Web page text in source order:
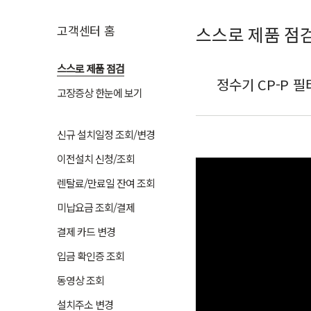
고객센터 홈
스스로 제품 점검
고장증상 한눈에 보기
신규 설치일정 조회/변경
이전설치 신청/조회
렌탈료/만료일 잔여 조회
미납요금 조회/결제
결제 카드 변경
입금 확인증 조회
동영상 조회
설치주소 변경
스스로 제품 점
정수기 CP-P 필